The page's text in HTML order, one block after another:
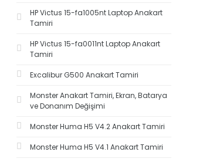
HP Victus 15-fa1005nt Laptop Anakart
Tamiri
HP Victus 15-fa0011nt Laptop Anakart
Tamiri
Excalibur G500 Anakart Tamiri
Monster Anakart Tamiri, Ekran, Batarya
ve Donanım Değişimi
Monster Huma H5 V4.2 Anakart Tamiri
Monster Huma H5 V4.1 Anakart Tamiri